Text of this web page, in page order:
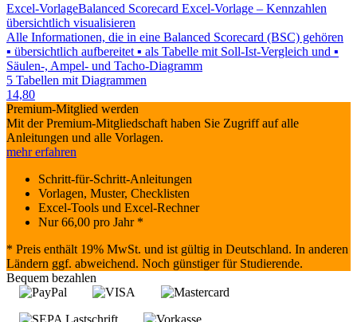
Excel-VorlageBalanced Scorecard Excel-Vorlage – Kennzahlen
übersichtlich visualisieren
Alle Informationen, die in eine Balanced Scorecard (BSC) gehören
▪ übersichtlich aufbereitet ▪ als Tabelle mit Soll-Ist-Vergleich und ▪
Säulen-, Ampel- und Tacho-Diagramm
5 Tabellen mit Diagrammen
14,80
Premium-Mitglied werden
Mit der Premium-Mitgliedschaft haben Sie Zugriff auf alle
Anleitungen und alle Vorlagen.
mehr erfahren
Schritt-für-Schritt-Anleitungen
Vorlagen, Muster, Checklisten
Excel-Tools und Excel-Rechner
Nur66,00 pro Jahr *
* Preis enthält 19% MwSt. und ist gültig in Deutschland. In anderen
Ländern ggf. abweichend. Noch günstiger für Studierende.
Bequem bezahlen